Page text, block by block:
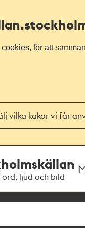
för att
vilka kakor vi får
ljud och bild